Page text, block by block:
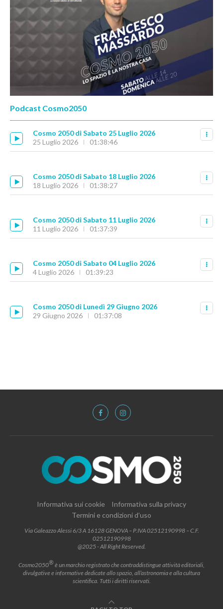
Podcast Cosmo2050
Cosmo 2050 di Sabato 25 Luglio 2026
25 Luglio 2026
01:38:46
Cosmo 2050 di Sabato 18 Luglio 2026
18 Luglio 2026
01:38:27
Cosmo 2050 di Sabato 11 Luglio 2026
11 Luglio 2026
01:37:39
Cosmo 2050 di Sabato 04 Luglio 2026
4 Luglio 2026
01:39:23
Cosmo 2050 di Lunedì 29 Giugno 2026
29 Giugno 2026
01:37:08
Informativa sui cookie
Informativa sulla privacy
Termini e condizioni d’uso
Via Galeazzo Alessi 6/3 A 16128 GENOVA – P.IVA 02512190998 – C.F.
02512190998
@2025 - All Right Reserved.
Cosmo2050®è un marchio registrato che contraddistingue attività editoriali,
divulgative e informative dedicate allo spazio, all’astronomia e alla cultura
scientifica. Tutti i diritti riservati.